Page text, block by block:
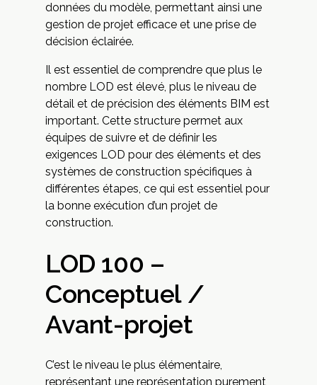
données du modèle, permettant ainsi une
gestion de projet efficace et une prise de
décision éclairée.
Il est essentiel de comprendre que plus le
nombre LOD est élevé, plus le niveau de
détail et de précision des éléments BIM est
important. Cette structure permet aux
équipes de suivre et de définir les
exigences LOD pour des éléments et des
systèmes de construction spécifiques à
différentes étapes, ce qui est essentiel pour
la bonne exécution d’un projet de
construction.
LOD 100 –
Conceptuel /
Avant-projet
C’est le niveau le plus élémentaire,
représentant une représentation purement